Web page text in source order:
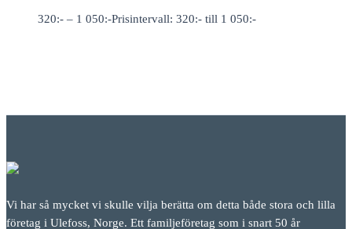
320:- – 1 050:-Prisintervall: 320:- till 1 050:-
Vi har så mycket vi skulle vilja berätta om detta både stora och lilla
företag i Ulefoss, Norge. Ett familjeföretag som i snart 50 år